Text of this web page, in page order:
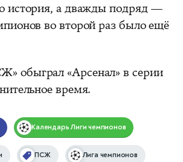
история, а дважды подряд —
во второй раз было ещё
обыграл «Арсенал» в серии
время.
КалендарьЛиги чемпионов
ПСЖ Лига чемпионов